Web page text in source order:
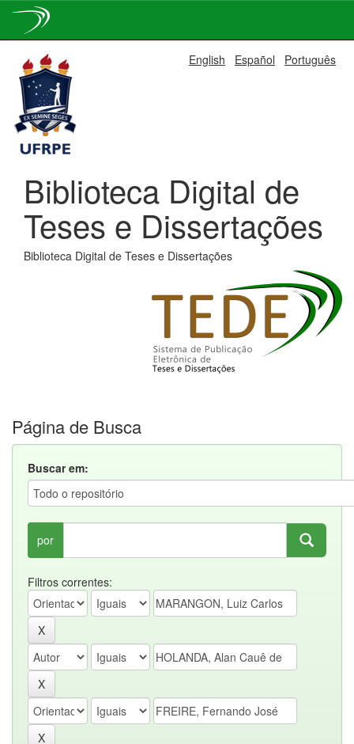
navigation
English Español Português
Biblioteca Digital de
Teses e Dissertações
Biblioteca Digital de Teses e Dissertações
Página de Busca
Buscar em:
por
Filtros correntes: